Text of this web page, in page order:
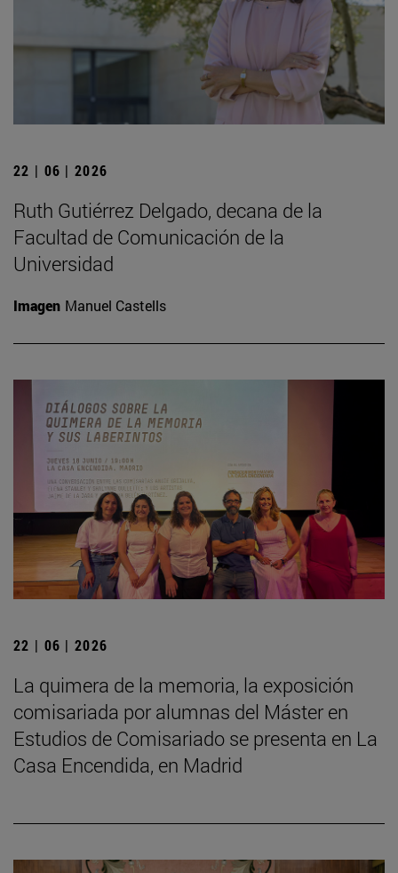
22 | 06 | 2026
Ruth Gutiérrez Delgado, decana de la
Facultad de Comunicación de la
Universidad
Imagen Manuel Castells
22 | 06 | 2026
La quimera de la memoria, la exposición
comisariada por alumnas del Máster en
Estudios de Comisariado se presenta en La
Casa Encendida, en Madrid